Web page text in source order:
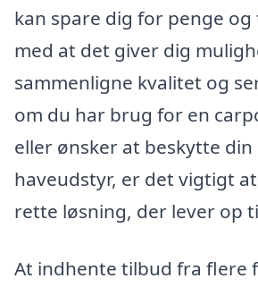
kan spare dig for penge
med at det giver dig
sammenligne kvalitet og
om du har brug for en
eller ønsker at beskytte din
haveudstyr, er det vigtigt
rette løsning, der lever op
At indhente tilbud fra flere